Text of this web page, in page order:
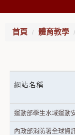
首頁 體育教學
網站名稱
運動部學生水域運動
內政部消防署全球資